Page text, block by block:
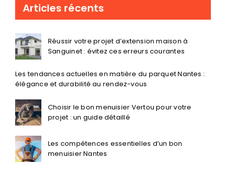
Articles récents
Réussir votre projet d’extension maison à
Sanguinet : évitez ces erreurs courantes
Les tendances actuelles en matière du parquet Nantes :
élégance et durabilité au rendez-vous
Choisir le bon menuisier Vertou pour votre
projet : un guide détaillé
Les compétences essentielles d’un bon
menuisier Nantes